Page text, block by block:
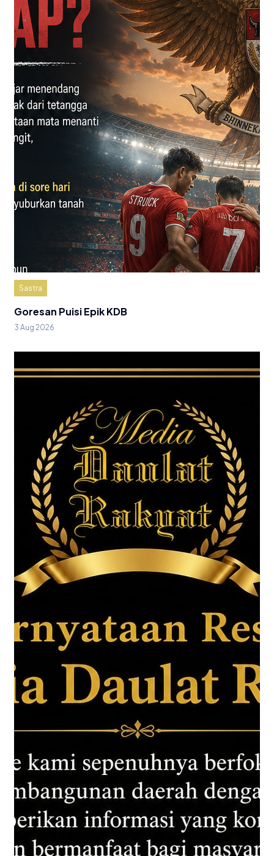
Sastra
Goresan Puisi Epik KDB
3 Aug 2026